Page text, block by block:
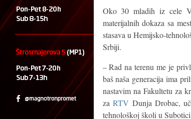
Oko 30 mladih iz cele
materijalnih dokaza sa
stasava u Hemijsko-
Srbiji.
– Rad na terenu me je
baš naša generacija ima
nastavim na Fakultetu za
zaRTV Dunja Drobac,
tehnološkoj školi u